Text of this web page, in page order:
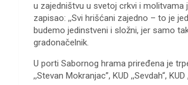
u zajedništvu u svetoj crkvi i molitvama
zapisao: ,,Svi hrišćani zajedno – to je
budemo jedinstveni i složni, jer samo
gradonačelnik.
U porti Sabornog hrama priređena je
,,Stevan Mokranjac”, KUD ,,Sevdah“,